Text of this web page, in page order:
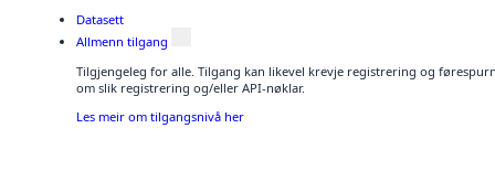
Datasett
Allmenn tilgang
Tilgjengeleg for alle. Tilgang kan likevel krevje registrering og
om slik registrering og/eller API-nøklar.
Les meir om tilgangsnivå her